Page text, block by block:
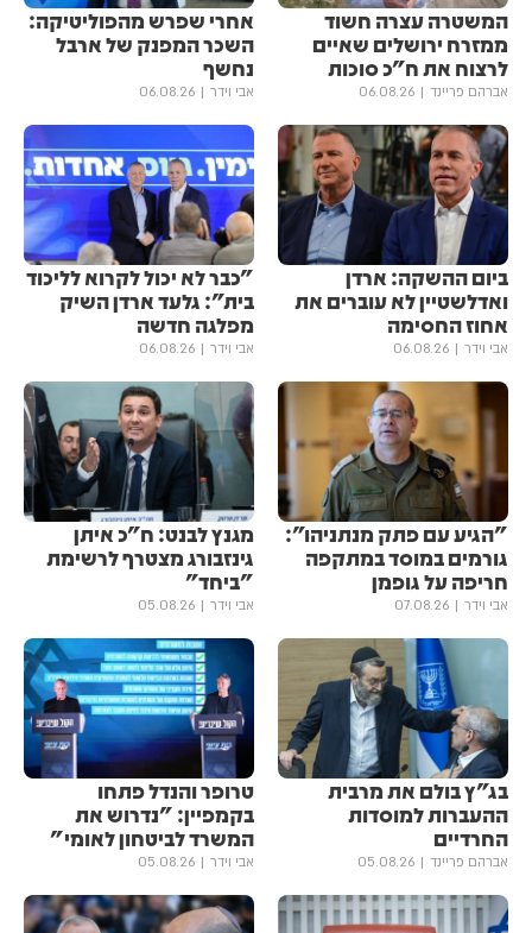
המשטרה עצרה חשוד
ממזרח ירושלים שאיים
לרצוח את ח"כ סוכות
אברהם פריינד 06.08.26
אחרי שפרש מהפוליטיקה:
השכר המפנק של ארבל
נחשף
אבי וידר 06.08.26
ביום ההשקה: ארדן
ואדלשטיין לא עוברים את
אחוז החסימה
אבי וידר 06.08.26
"כבר לא יכול לקרוא לליכוד
בית": גלעד ארדן השיק
מפלגה חדשה
אבי וידר 06.08.26
"הגיע עם פתק מנתניהו":
גורמים במוסד במתקפה
חריפה על גופמן
אבי וידר 07.08.26
מגנץ לבנט: ח"כ איתן
גינזבורג מצטרף לרשימת
"ביחד"
אבי וידר 05.08.26
בג"ץ בולם את מרבית
ההעברות למוסדות
החרדיים
אברהם פריינד 05.08.26
טרופר והנדל פתחו
בקמפיין: "נדרוש את
המשרד לביטחון לאומי"
אבי וידר 05.08.26